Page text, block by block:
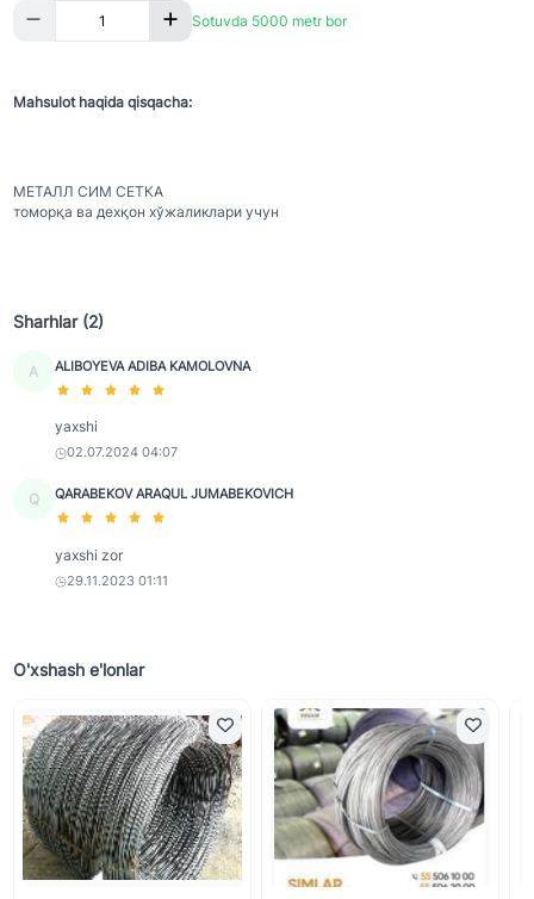
Sotuvda 5000 metr bor
Mahsulot haqida qisqacha:
МЕТАЛЛ СИМ СЕТКА
томорқа ва дехқон хўжаликлари учун
Sharhlar (2)
A ALIBOYEVA ADIBA KAMOLOVNA
yaxshi
02.07.2024 04:07
Q QARABEKOV ARAQUL JUMABEKOVICH
yaxshi zor
29.11.2023 01:11
O'xshash e'lonlar